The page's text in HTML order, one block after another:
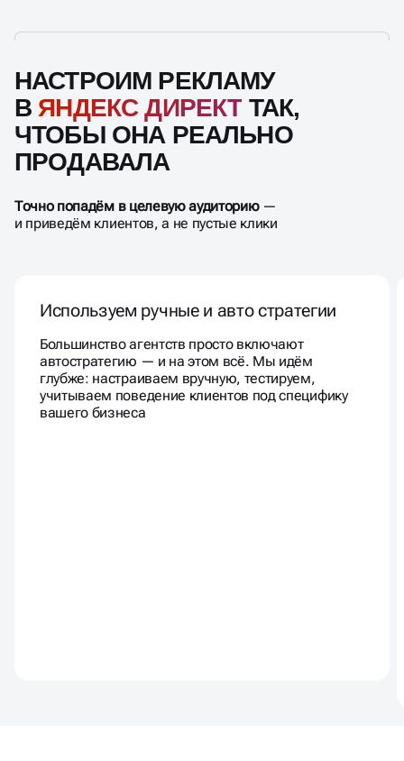
НАСТРОИМ РЕКЛАМУ
ВЯНДЕКС ДИРЕКТ ТАК,
ЧТОБЫ ОНА РЕАЛЬНО
ПРОДАВАЛА
Точно попадём в целевую аудиторию—
и приведём клиентов, а не пустые клики
Используем ручные и авто стратегии
Большинство агентств просто включают
автостратегию — и на этом всё. Мы идём
глубже: настраиваем вручную, тестируем,
учитываем поведение клиентов под специфику
вашего бизнеса